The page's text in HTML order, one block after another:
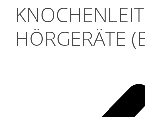
HÖRGERÄTE